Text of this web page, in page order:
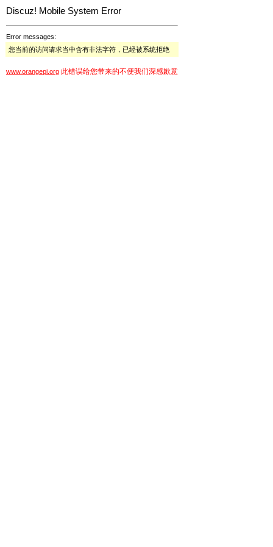
Discuz! Mobile System Error
Error messages:
您当前的访问请求当中含有非法字符，已经被系统拒绝
www.orangepi.org 此错误给您带来的不便我们深感歉意